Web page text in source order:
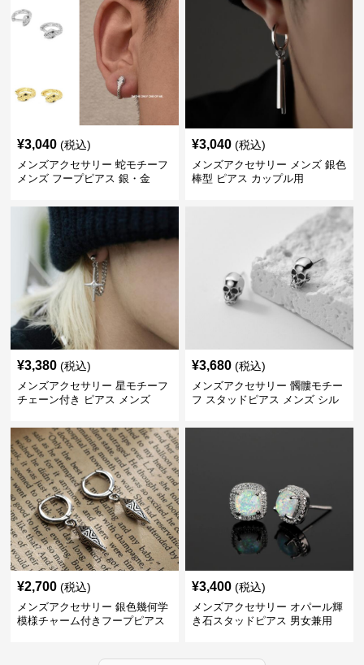
¥3,040 (税込)
メンズアクセサリー 蛇モチーフ
メンズ フープピアス 銀・金
¥3,040 (税込)
メンズアクセサリー メンズ 銀色
棒型 ピアス カップル用
¥3,380 (税込)
メンズアクセサリー 星モチーフ
チェーン付き ピアス メンズ
¥3,680 (税込)
メンズアクセサリー 髑髏モチー
フ スタッドピアス メンズ シル
¥2,700 (税込)
メンズアクセサリー 銀色幾何学
模様チャーム付きフープピアス
¥3,400 (税込)
メンズアクセサリー オパール輝
き石スタッドピアス 男女兼用